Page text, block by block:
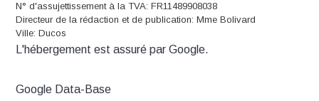
N° d'assujettissement à la TVA: FR11489908038
Directeur de la rédaction et de publication: Mme Bolivard
Ville: Ducos
L'hébergement est assuré par Google.
Google Data-Base